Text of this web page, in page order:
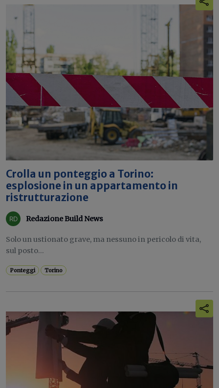
Crolla un ponteggio a Torino:
esplosione in un appartamento in
ristrutturazione
Redazione Build News
Solo un ustionato grave, ma nessuno in pericolo di vita,
sul posto...
Ponteggi Torino